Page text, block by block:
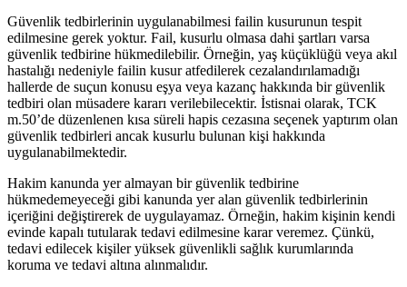
Güvenlik tedbirlerinin uygulanabilmesi failin kusurunun tespit
edilmesine gerek yoktur. Fail, kusurlu olmasa dahi şartları varsa
güvenlik tedbirine hükmedilebilir. Örneğin, yaş küçüklüğü veya akıl
hastalığı nedeniyle failin kusur atfedilerek cezalandırılamadığı
hallerde de suçun konusu eşya veya kazanç hakkında bir güvenlik
tedbiri olan müsadere kararı verilebilecektir. İstisnai olarak, TCK
m.50’de düzenlenen kısa süreli hapis cezasına seçenek yaptırım olan
güvenlik tedbirleri ancak kusurlu bulunan kişi hakkında
uygulanabilmektedir.
Hakim kanunda yer almayan bir güvenlik tedbirine
hükmedemeyeceği gibi kanunda yer alan güvenlik tedbirlerinin
içeriğini değiştirerek de uygulayamaz. Örneğin, hakim kişinin kendi
evinde kapalı tutularak tedavi edilmesine karar veremez. Çünkü,
tedavi edilecek kişiler yüksek güvenlikli sağlık kurumlarında
koruma ve tedavi altına alınmalıdır.